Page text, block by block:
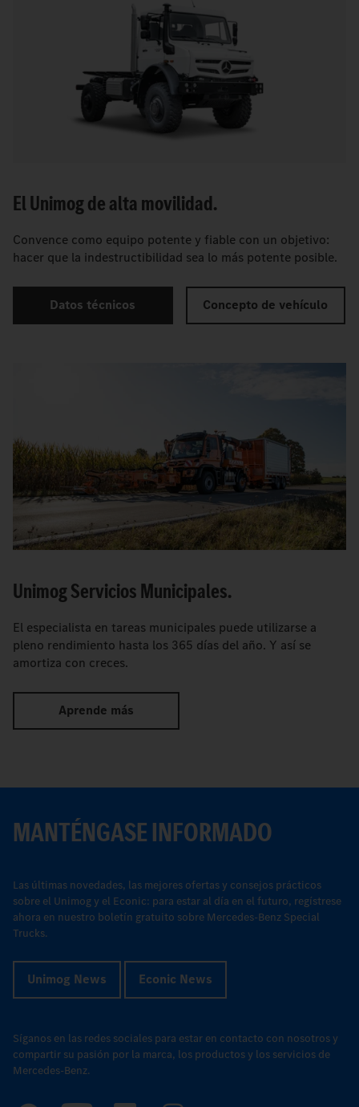
El Unimog de alta movilidad.
Convence como equipo potente y fiable con un objetivo:
hacer que la indestructibilidad sea lo más potente posible.
Datos técnicos Concepto de vehículo
Unimog Servicios Municipales.
El especialista en tareas municipales puede utilizarse a
pleno rendimiento hasta los 365 días del año. Y así se
amortiza con creces.
Aprende más
MANTÉNGASE INFORMADO
Las últimas novedades, las mejores ofertas y consejos prácticos
sobre el Unimog y el Econic: para estar al día en el futuro, regístrese
ahora en nuestro boletín gratuito sobre Mercedes-Benz Special
Trucks.
Unimog News Econic News
Síganos en las redes sociales para estar en contacto con nosotros y
compartir su pasión por la marca, los productos y los servicios de
Mercedes-Benz.